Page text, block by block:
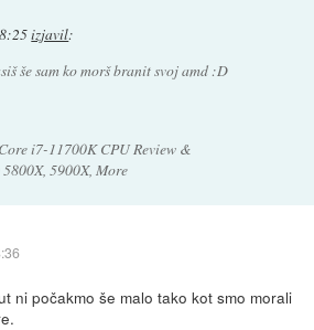
izjavil:
še sam ko morš branit svoj amd :D
i7-11700K CPU Review &
5900X, More
ni počakmo še malo tako kot smo morali